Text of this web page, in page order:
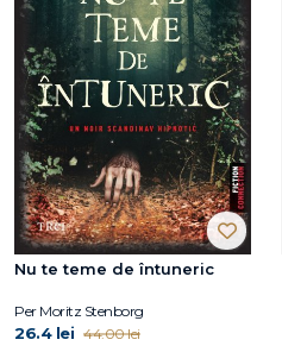
Nu te teme de întuneric
Per Moritz Stenborg
26.4 lei 44.00 lei